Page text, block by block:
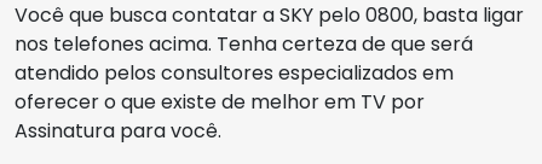
Você que busca contatar a SKY pelo 0800, basta ligar
nos telefones acima. Tenha certeza de que será
atendido pelos consultores especializados em
oferecer o que existe de melhor em TV por
Assinatura para você.